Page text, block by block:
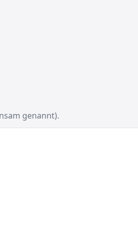
genannt).